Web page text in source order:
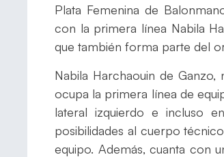
Plata Femenina de
con la primera línea Nabila
que también forma parte del
Nabila Harchaouin de
ocupa la primera línea de
lateral izquierdo e incluso
posibilidades al cuerpo
equipo. Además, cuanta con